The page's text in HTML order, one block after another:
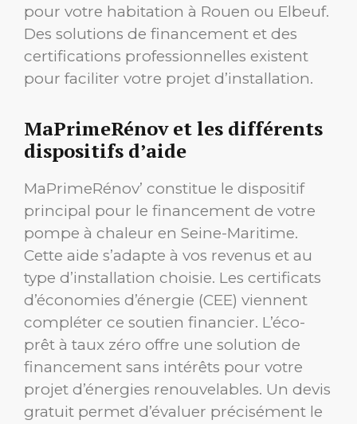
pour votre habitation à Rouen ou Elbeuf.
Des solutions de financement et des
certifications professionnelles existent
pour faciliter votre projet d’installation.
MaPrimeRénov et les différents
dispositifs d’aide
MaPrimeRénov’ constitue le dispositif
principal pour le financement de votre
pompe à chaleur en Seine-Maritime.
Cette aide s’adapte à vos revenus et au
type d’installation choisie. Les certificats
d’économies d’énergie (CEE) viennent
compléter ce soutien financier. L’éco-
prêt à taux zéro offre une solution de
financement sans intérêts pour votre
projet d’énergies renouvelables. Un devis
gratuit permet d’évaluer précisément le